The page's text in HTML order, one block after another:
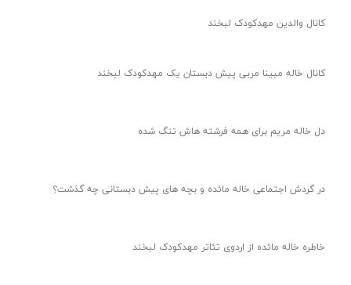
کانال والدین مهدکودک لبخند
کانال خاله مبینا مربی پیش دبستان یک مهدکودک لبخند
دل خاله مریم برای همه فرشته هاش تنگ شده
در گردش اجتماعی خاله مائده و بچه های پیش دبستانی چه گذشت؟
خاطره خاله مائده از اردوی تئاتر مهدکودک لبخند